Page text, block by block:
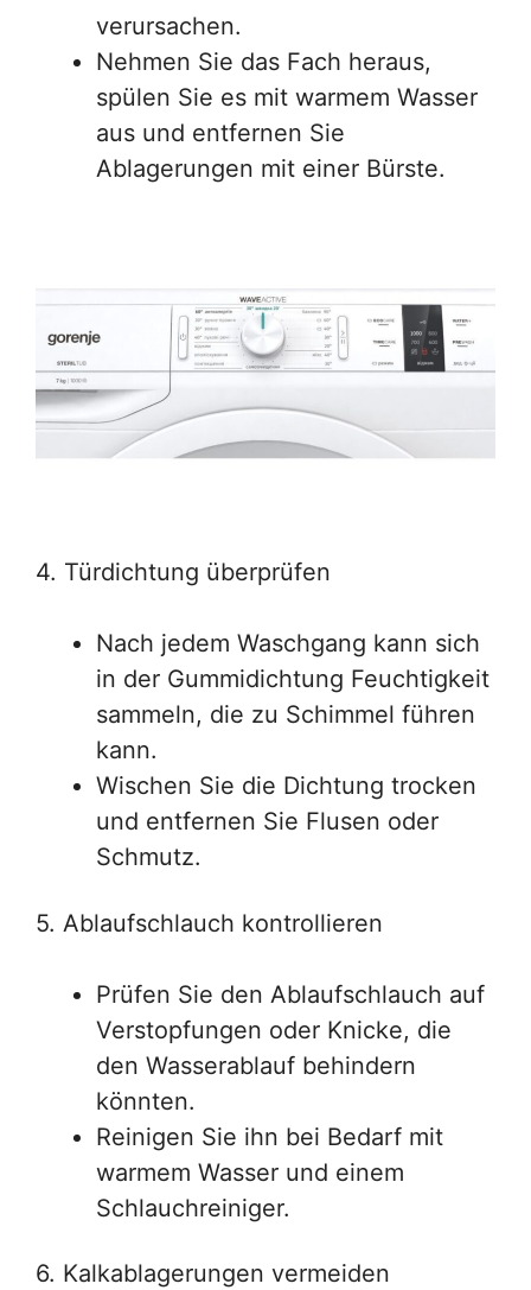
verursachen.
Nehmen Sie das Fach heraus,
spülen Sie es mit warmem Wasser
aus und entfernen Sie
Ablagerungen mit einer Bürste.
4. Türdichtung überprüfen
Nach jedem Waschgang kann sich
in der Gummidichtung Feuchtigkeit
sammeln, die zu Schimmel führen
kann.
Wischen Sie die Dichtung trocken
und entfernen Sie Flusen oder
Schmutz.
5. Ablaufschlauch kontrollieren
Prüfen Sie den Ablaufschlauch auf
Verstopfungen oder Knicke, die
den Wasserablauf behindern
könnten.
Reinigen Sie ihn bei Bedarf mit
warmem Wasser und einem
Schlauchreiniger.
6. Kalkablagerungen vermeiden